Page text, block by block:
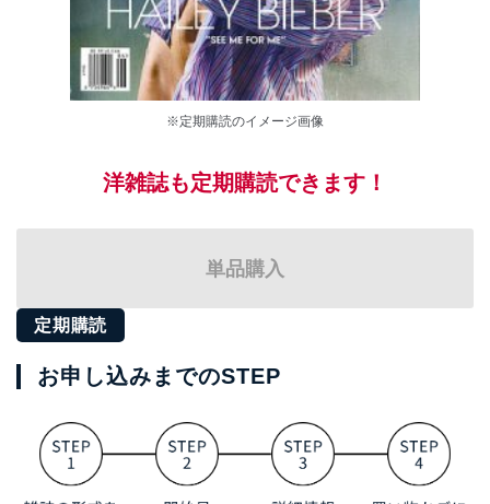
※定期購読のイメージ画像
洋雑誌も定期購読できます！
単品購入
定期購読
お申し込みまでのSTEP